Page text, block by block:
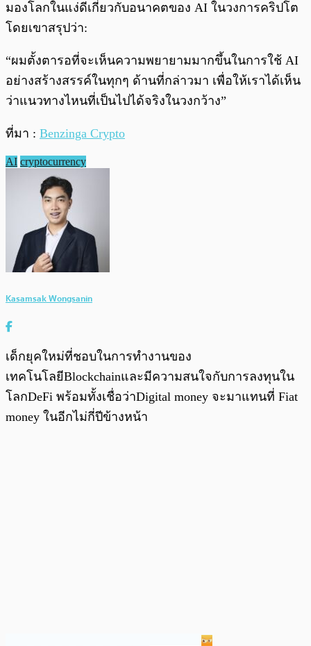
มองโลกในแง่ดีเกี่ยวกับอนาคตของ AI ในวงการคริปโต
โดยเขาสรุปว่า:
“ผมตั้งตารอที่จะเห็นความพยายามมากขึ้นในการใช้ AI
อย่างสร้างสรรค์ในทุกๆ ด้านที่กล่าวมา เพื่อให้เราได้เห็น
ว่าแนวทางไหนที่เป็นไปได้จริงในวงกว้าง”
ที่มา : Benzinga Crypto
AI cryptocurrency
Kasamsak Wongsanin
เด็กยุคใหม่ที่ชอบในการทำงานของ
เทคโนโลยีBlockchainและมีความสนใจกับการลงทุนใน
โลกDeFi พร้อมทั้งเชื่อว่าDigital money จะมาแทนที่ Fiat
money ในอีกไม่กี่ปีข้างหน้า